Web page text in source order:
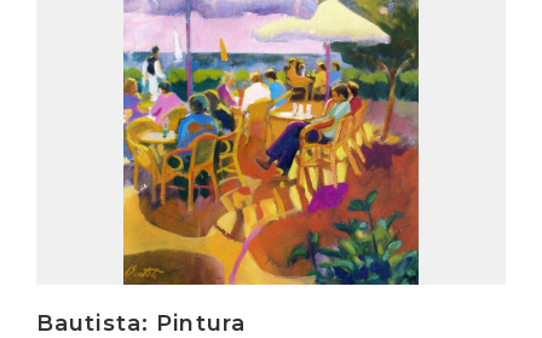
Bautista: Pintura